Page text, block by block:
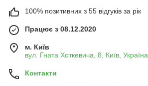
100% позитивних з 55 відгуків за рік
Працює з 08.12.2020
м. Київ
вул. Гната Хоткевича, 8, Київ, Україна
Контакти